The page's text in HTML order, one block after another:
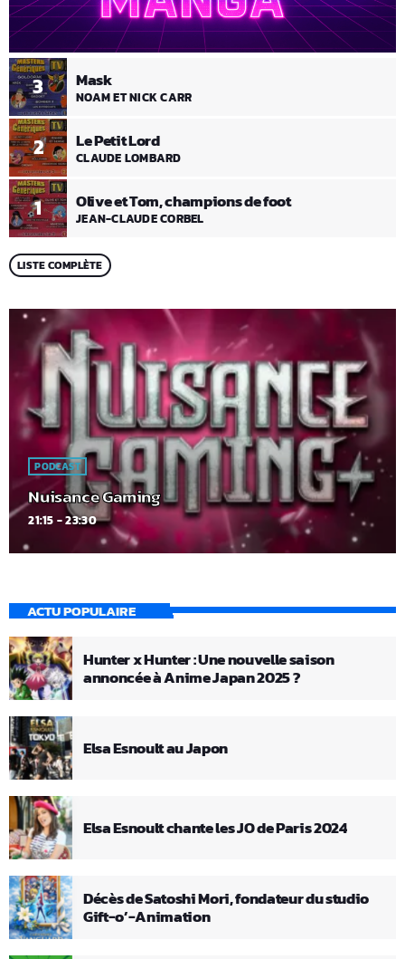
1 Olive et Tom, champions de foot
JEAN-CLAUDE CORBEL
2 Le Petit Lord
CLAUDE LOMBARD
3 Mask
NOAM ET NICK CARR
LISTE COMPLÈTE
PODCAST
Nuisance Gaming
21:15 - 23:30
ACTU POPULAIRE
Hunter x Hunter : Une nouvelle saison
annoncée à Anime Japan 2025 ?
Elsa Esnoult au Japon
Elsa Esnoult chante les JO de Paris 2024
Décès de Satoshi Mori, fondateur du studio
Gift-o’-Animation